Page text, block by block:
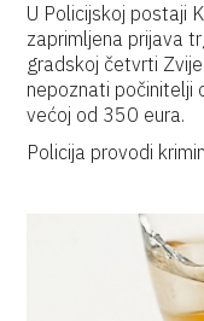
U Policijskoj postaji
zaprimljena prijava
gradskoj četvrti
nepoznati počinitelji
većoj od 350 eura.
Policija provodi